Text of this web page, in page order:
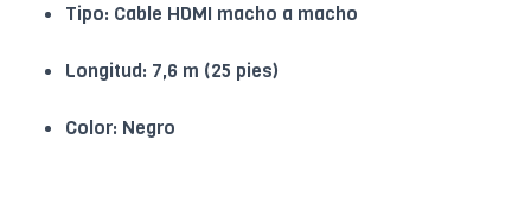
Tipo: Cable HDMI macho a macho
Longitud: 7,6 m (25 pies)
Color: Negro